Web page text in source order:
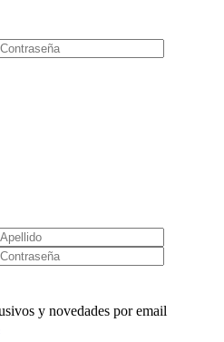
y novedades por email